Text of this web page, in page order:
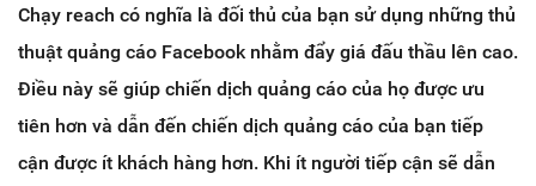
Chạy reach có nghĩa là đối thủ của bạn sử dụng những thủ
thuật quảng cáo Facebook nhằm đẩy giá đấu thầu lên cao.
Điều này sẽ giúp chiến dịch quảng cáo của họ được ưu
tiên hơn và dẫn đến chiến dịch quảng cáo của bạn tiếp
cận được ít khách hàng hơn. Khi ít người tiếp cận sẽ dẫn